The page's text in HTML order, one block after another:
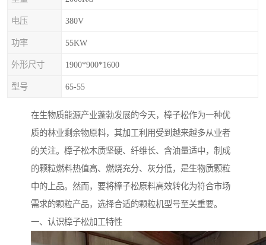
电压 380V
功率 55KW
外形尺寸 1900*900*1600
型号 65-55
在生物质能源产业蓬勃发展的今天，樟子松作为一种优
质的林业剩余物原料，其加工利用受到越来越多从业者
的关注。樟子松木质坚硬、纤维长、含油量适中，制成
的颗粒燃料热值高、燃烧充分、灰分低，是生物质颗粒
中的上品。然而，要将樟子松原料高效转化为符合市场
需求的颗粒产品，选择合适的颗粒机型号至关重要。
一、认识樟子松加工特性